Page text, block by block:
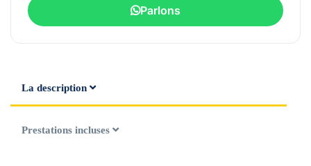
Parlons
La description
Prestations incluses